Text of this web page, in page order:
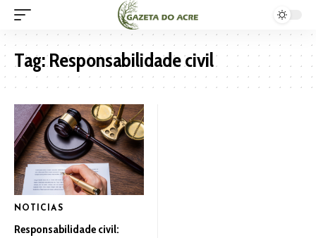
Tag:Responsabilidade civil
NOTICIAS
Responsabilidade civil: